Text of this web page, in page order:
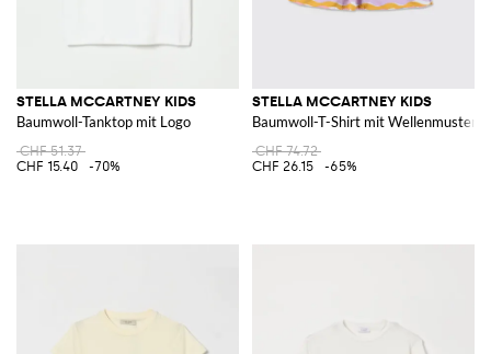
STELLA MCCARTNEY KIDS
Baumwoll-Tanktop mit Logo
CHF 51.37
CHF 15.40
-70%
STELLA MCCARTNEY KIDS
Baumwoll-T-Shirt mit Wellenmuster-
CHF 74.72
CHF 26.15
-65%